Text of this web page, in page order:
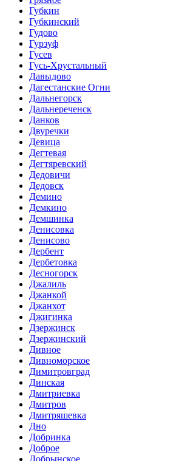
Губкин
Губкинский
Гудово
Гурзуф
Гусев
Гусь-Хрустальный
Давыдово
Дагестанские Огни
Дальнегорск
Дальнереченск
Данков
Двуречки
Девица
Дегтевая
Дегтяревский
Дедовичи
Дедовск
Демино
Демкино
Демшинка
Денисовка
Денисово
Дербент
Дербетовка
Десногорск
Джалиль
Джанкой
Джанхот
Джигинка
Дзержинск
Дзержинский
Дивное
Дивноморское
Димитровград
Динская
Дмитриевка
Дмитров
Дмитряшевка
Дно
Добринка
Доброе
Добрынское